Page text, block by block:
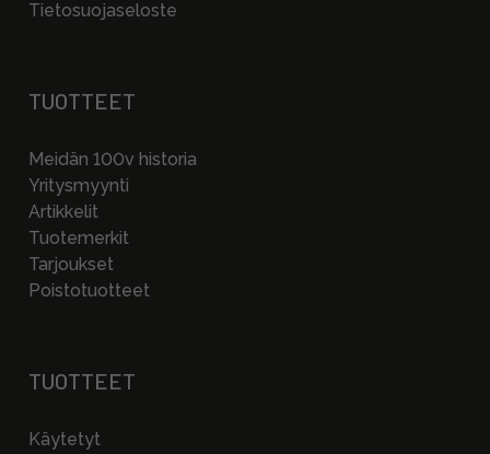
Tietosuojaseloste
TUOTTEET
Meidän 100v historia
Yritysmyynti
Artikkelit
Tuotemerkit
Tarjoukset
Poistotuotteet
TUOTTEET
Käytetyt